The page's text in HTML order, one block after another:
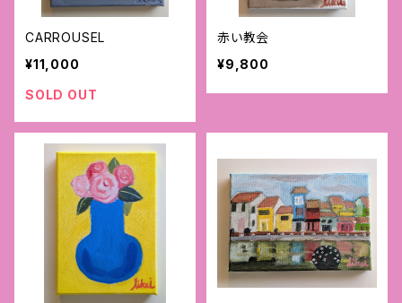
CARROUSEL
¥11,000
SOLD OUT
赤い教会
¥9,800